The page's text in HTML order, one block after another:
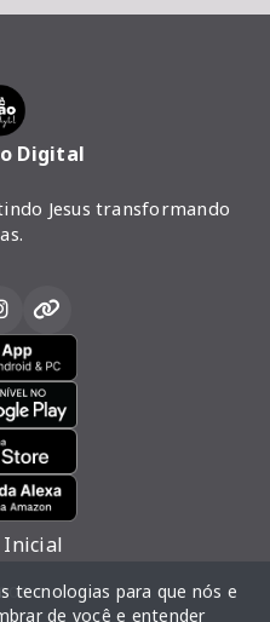
Digital
Jesus transformando
Inicial
tecnologias para que nós e
de você e entender